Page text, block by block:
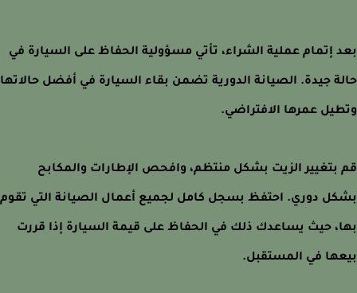
إتمام عملية الشراء، تأتي مسؤولية الحفاظ على السيارة في
جيدة. الصيانة الدورية تضمن بقاء السيارة في أفضل حالاتها
عمرها الافتراضي.
بتغيير الزيت بشكل منتظم، وافحص الإطارات والمكابح
دوري. احتفظ بسجل كامل لجميع أعمال الصيانة التي تقوم
حيث يساعدك ذلك في الحفاظ على قيمة السيارة إذا قررت
في المستقبل.